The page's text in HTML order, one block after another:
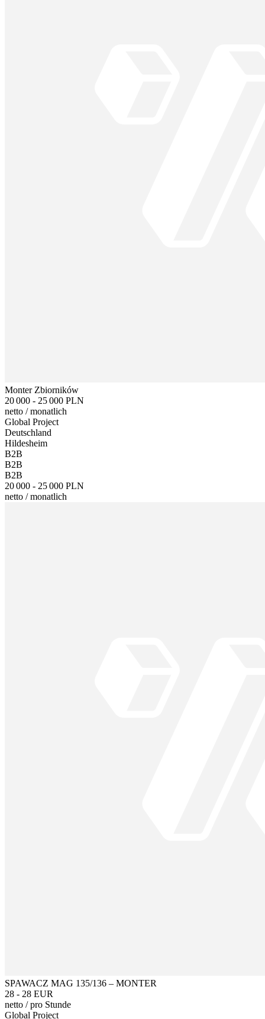
Monter Zbiorników
20 000 - 25 000 PLN
netto /monatlich
Global Project
Deutschland
Hildesheim
B2B
B2B
B2B
20 000 - 25 000 PLN
netto /monatlich
SPAWACZ MAG 135/136 – MONTER
28 - 28 EUR
netto /pro Stunde
Global Project